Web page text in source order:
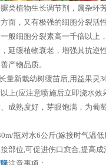
类植物生长调节剂，属杂环
面，又有极强的细胞分裂活
般细胞分裂素高一千倍以上
延缓植物衰老，增强其抗逆
产物品质。
量新栽幼树缓苗后,用益果灵
上(应注意喷施后立即浇水效
成熟度好，芽眼饱满，为葡
瓶对水6公斤(嫁接时气温
部位,可促进伤口愈合,提高成